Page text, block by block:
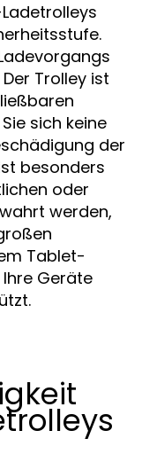
Trolley ist
sich keine
der
besonders
oder
werden,
Tablet-
Geräte